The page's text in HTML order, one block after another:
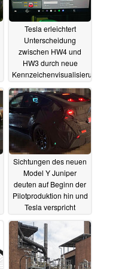
Tesla erleichtert
Unterscheidung
zwischen HW4 und
HW3 durch neue
Kennzeichenvisualisierung
05.11.2024
Sichtungen des neuen
Model Y Juniper
deuten auf Beginn der
Pilotproduktion hin und
Tesla verspricht
28.10.2024